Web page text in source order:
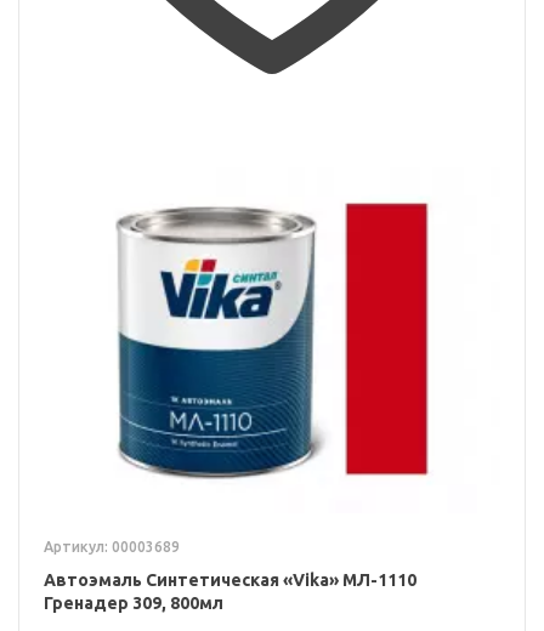
Артикул: 00003689
Автоэмаль Синтетическая «Vika» МЛ-1110
Гренадер 309, 800мл